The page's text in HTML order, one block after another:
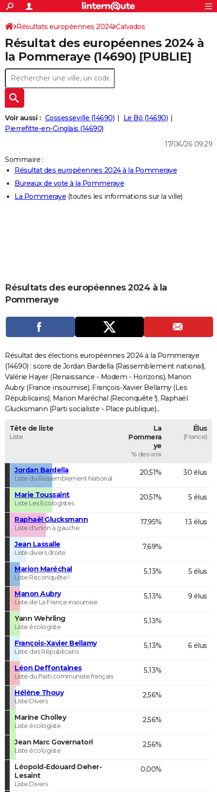
ACTUALITÉS
Politique
Société
Faits Divers
Education
Monde
Villes
+
SPORT
Coupe du monde 2026
Football
Tennis
Cyclisme
Rugby
Forum
CULTURE
Programme TV
TNT
Streaming
Cinéma
Sorties cinéma
Musique
+
FINANCE
Retraite
Impôts
Epargne
Immobilier
Risques naturels par ville
Banque
Assurance
Crédit
AUTO
Essais
Réserver un essai
Citadines
Berlines
SUV
Forum auto
+
HIGH-TECH
Mobiles
Meilleur smartphone
Internet
Ordinateurs
Jeux vidéo
Guide high-tech
+
BRICOLAGE
Guides de France
Escapades
Patrimoine
Expositions
Musées
Week-end nature
LIFESTYLE
Art de vivre
Bien-être
Loisirs
Mode
Modes de vie
CARTE DE VOEUX
Carte de Noël
Carte Bonne année
Carte Saint-Valentin
Carte Pâques
Carte d'anniversaire
Dictionnaire
Biographies
Expressions
Proverbes
PROGRAMME TV
S'inscrire
Se connecter
Lycées
Collèges
Primaires
Universités
Entreprises
Service militaire
Avis de recherche
AVIS DE DÉCÈS
FORUM
Bricolage
Lifestyle
Culture
SportAuto
Television
Voyage
Cinema
S'inscrire
Connexion
Résultats européennes 2024 Calvados
Résultat des européennes 2024 à
la Pommeraye (14690) [PUBLIE]
Voir aussi : Cossesseville (14690)
Le Bô (14690)
Pierrefitte-en-Cinglais (14690)
17/06/26 09:29
Sommaire :
Résultat des européennes 2024 à la Pommeraye
Bureaux de vote à la Pommeraye
La Pommeraye (toutes les informations sur la ville)
Résultats des européennes 2024 à la
Pommeraye
Résultat des élections européennes 2024 à la Pommeraye
(14690) : score de Jordan Bardella (Rassemblement national),
Valérie Hayer (Renaissance - Modem - Horizons), Manon
Aubry (France insoumise), François-Xavier Bellamy (Les
Républicains), Marion Maréchal (Reconquête !), Raphaël
Glucksmann (Parti socialiste - Place publique)...
Tête de liste
Liste
La
Pommera
ye
% des voix
Élus
(France)
Jordan Bardella
Liste du Rassemblement National
20,51% 30 élus
Marie Toussaint
Liste Les Ecologistes
20,51% 5 élus
Raphaël Glucksmann
Liste d'union à gauche
17,95% 13 élus
Jean Lassalle
Liste divers droite
7,69%
Marion Maréchal
Liste Reconquête !
5,13% 5 élus
Manon Aubry
Liste de La France insoumise
5,13% 9 élus
Yann Wehrling
Liste écologiste
5,13%
François-Xavier Bellamy
Liste des Républicains
5,13% 6 élus
Léon Deffontaines
Liste du Parti communiste français
5,13%
Hélène Thouy
Liste Divers
2,56%
Marine Cholley
Liste écologiste
2,56%
Jean Marc Governatori
Liste écologiste
2,56%
Léopold-Edouard Deher-
Lesaint
Liste Divers
0,00%